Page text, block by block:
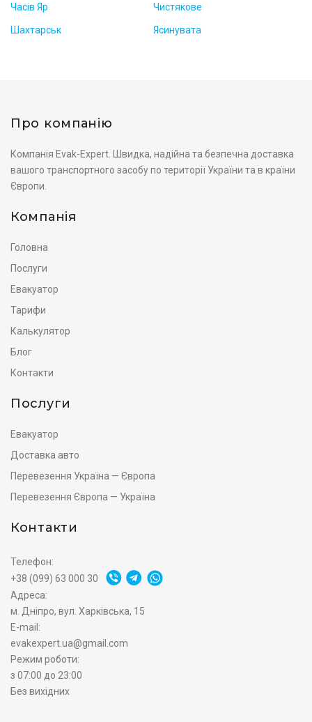
Часів Яр Чистякове
Шахтарськ Ясинувата
Про компанію
Компанія Evak-Expert. Швидка, надійна та безпечна доставка
вашого транспортного засобу по території України та в країни
Європи.
Компанія
Головна
Послуги
Евакуатор
Тарифи
Калькулятор
Блог
Контакти
Послуги
Евакуатор
Доставка авто
Перевезення Україна — Європа
Перевезення Європа — Україна
Контакти
Телефон:
+38 (099) 63 000 30
Адреса:
м. Дніпро, вул. Харківська, 15
E-mail:
evakexpert.ua@gmail.com
Режим роботи:
з 07:00 до 23:00
Без вихідних